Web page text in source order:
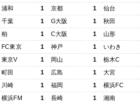
浦和 1
京都
千葉 1
G大阪
柏 1
C大阪
FC東京 1
神戸
東京V 1
岡山
町田 1
広島
川崎 1
福岡
横浜FM 1 長崎
1
仙台
1
秋田
1
山形
1
いわき
1
栃木C
1
大宮
1
横浜FC
1
湘南